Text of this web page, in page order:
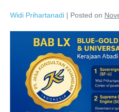
Widi Prihartanadi | Posted on